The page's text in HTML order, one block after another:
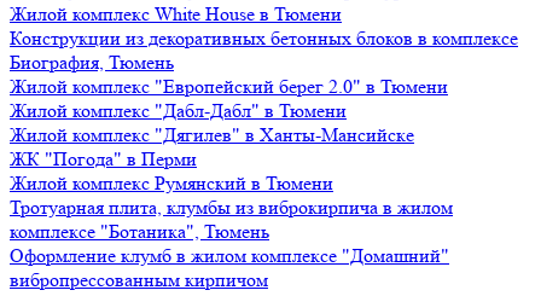
Жилой комплекс White House в Тюмени
Конструкции из декоративных бетонных блоков в комплексе
Биография, Тюмень
Жилой комплекс "Европейский берег 2.0" в Тюмени
Жилой комплекс "Дабл-Дабл" в Тюмени
Жилой комплекс "Дягилев" в Ханты-Мансийске
ЖК "Погода" в Перми
Жилой комплекс Румянский в Тюмени
Тротуарная плита, клумбы из виброкирпича в жилом
комплексе "Ботаника", Тюмень
Оформление клумб в жилом комплексе "Домашний"
вибропрессованным кирпичом